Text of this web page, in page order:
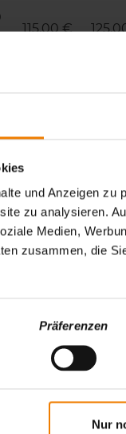
und Anzeigen
zu analysieren.
Medien,
zusammen, die
Präferenzen
Nur
115,00 €
eigenen Zelt